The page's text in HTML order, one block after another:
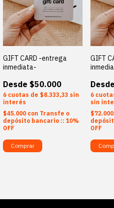
GIFT CARD -entrega
inmediata-
$50.000
6 $8.333,33 sin
interés
$45.000 con Transfe o
depósito bancario :: 10%
OFF
Comprar
GIFT
6
sin
$72.000
OFF